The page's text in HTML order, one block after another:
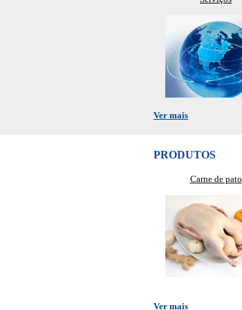
Ver mais
PRODUTOS
Carne de pato
Ver mais